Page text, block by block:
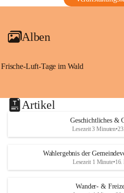
Alben
Frische-Luft-Tage im Wald
Artikel
Geschichtliches &
Lesezeit 3 Minuten•
Wahlergebnis der
Lesezeit 1 Minute•16.
Wander- &